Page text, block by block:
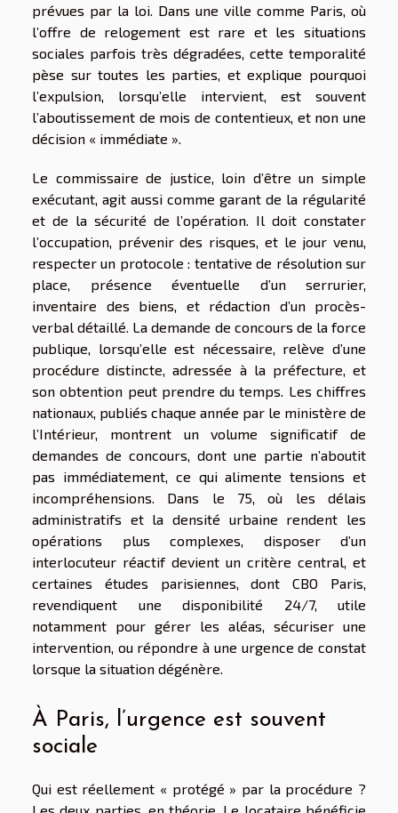
prévues par la loi. Dans une ville comme Paris, où
l’offre de relogement est rare et les situations
sociales parfois très dégradées, cette temporalité
pèse sur toutes les parties, et explique pourquoi
l’expulsion, lorsqu’elle intervient, est souvent
l’aboutissement de mois de contentieux, et non une
décision « immédiate ».
Le commissaire de justice, loin d’être un simple
exécutant, agit aussi comme garant de la régularité
et de la sécurité de l’opération. Il doit constater
l’occupation, prévenir des risques, et le jour venu,
respecter un protocole : tentative de résolution sur
place, présence éventuelle d’un serrurier,
inventaire des biens, et rédaction d’un procès-
verbal détaillé. La demande de concours de la force
publique, lorsqu’elle est nécessaire, relève d’une
procédure distincte, adressée à la préfecture, et
son obtention peut prendre du temps. Les chiffres
nationaux, publiés chaque année par le ministère de
l’Intérieur, montrent un volume significatif de
demandes de concours, dont une partie n’aboutit
pas immédiatement, ce qui alimente tensions et
incompréhensions. Dans le 75, où les délais
administratifs et la densité urbaine rendent les
opérations plus complexes, disposer d’un
interlocuteur réactif devient un critère central, et
certaines études parisiennes, dont CBO Paris,
revendiquent une disponibilité 24/7, utile
notamment pour gérer les aléas, sécuriser une
intervention, ou répondre à une urgence de constat
lorsque la situation dégénère.
À Paris, l’urgence est souvent
sociale
Qui est réellement « protégé » par la procédure ?